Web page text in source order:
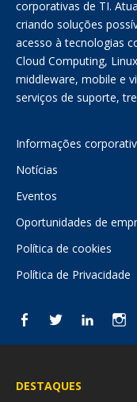
corporativas de TI.
criando soluções
acesso à tecnologias
Cloud Computing,
middleware, mobile e
serviços de suporte,
Informações
Notícias
Eventos
Oportunidades de
Política de cookies
Política de Privacidade
Facebook
Twitter
DESTAQUES